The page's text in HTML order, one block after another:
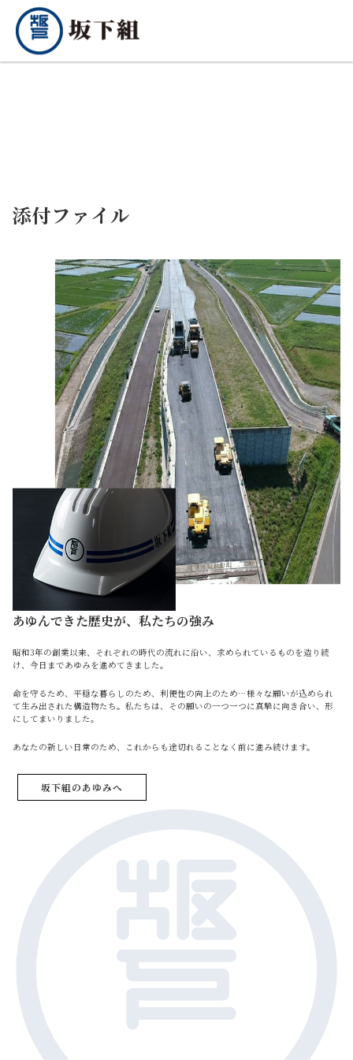
添付ファイル
あゆんできた歴史が、私たちの強み
昭和3年の創業以来、それぞれの時代の流れに沿い、求められているものを造り続
け、今日まであゆみを進めてきました。
命を守るため、平穏な暮らしのため、利便性の向上のため…様々な願いが込められ
て生み出された構造物たち。私たちは、その願いの一つ一つに真摯に向き合い、形
にしてまいりました。
あなたの新しい日常のため、これからも途切れることなく前に進み続けます。
坂下組のあゆみへ